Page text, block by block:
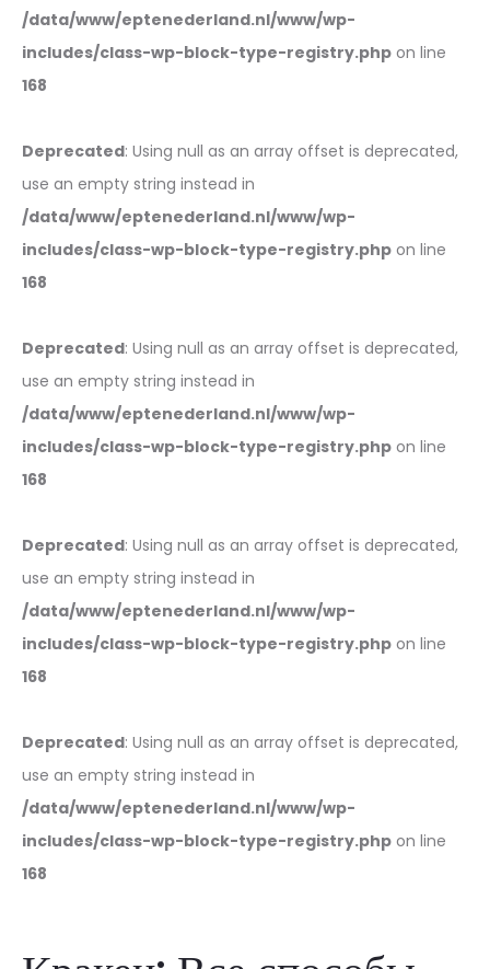
/data/www/eptenederland.nl/www/wp-
includes/class-wp-block-type-registry.php on line
168
Deprecated: Using null as an array offset is deprecated,
use an empty string instead in
/data/www/eptenederland.nl/www/wp-
includes/class-wp-block-type-registry.php on line
168
Deprecated: Using null as an array offset is deprecated,
use an empty string instead in
/data/www/eptenederland.nl/www/wp-
includes/class-wp-block-type-registry.php on line
168
Deprecated: Using null as an array offset is deprecated,
use an empty string instead in
/data/www/eptenederland.nl/www/wp-
includes/class-wp-block-type-registry.php on line
168
Deprecated: Using null as an array offset is deprecated,
use an empty string instead in
/data/www/eptenederland.nl/www/wp-
includes/class-wp-block-type-registry.php on line
168